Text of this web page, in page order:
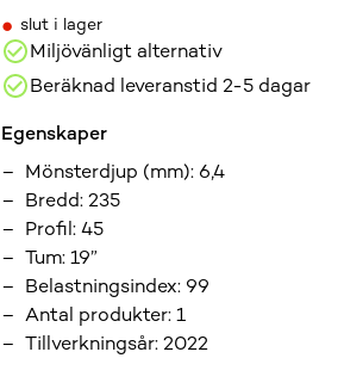
• slut i lager
Miljövänligt alternativ
Beräknad leveranstid 2-5 dagar
Egenskaper
Mönsterdjup (mm): 6,4
Bredd:235
Profil:45
Tum:19”
Belastningsindex: 99
Antal produkter:1
Tillverkningsår:2022